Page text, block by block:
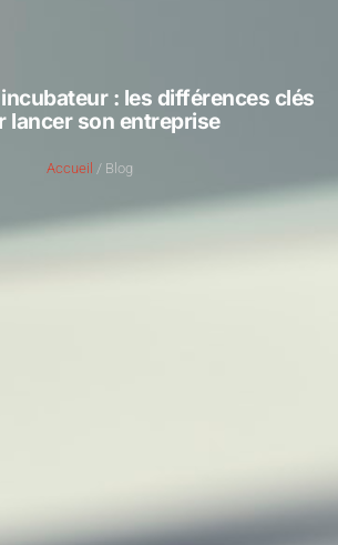
: les différences clés
lancer son entreprise
Accueil / Blog